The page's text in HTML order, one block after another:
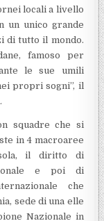
locali a livello
un unico grande
di tutto il mondo.
famoso per
le sue umili
propri sogni”, il
squadre che si
in 4 macroaree
il diritto di
e poi di
che
sede di una elle
Nazionale in